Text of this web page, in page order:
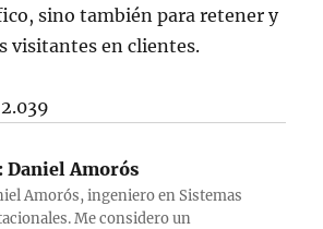
sino también para retener y
visitantes en clientes.
2.039
Daniel Amorós
Amorós, ingeniero en Sistemas
Me considero un